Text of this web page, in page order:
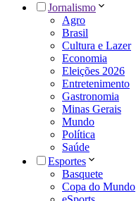
Jornalismo
Agro
Brasil
Cultura e Lazer
Economia
Eleições 2026
Entretenimento
Gastronomia
Minas Gerais
Mundo
Política
Saúde
Esportes
Basquete
Copa do Mundo